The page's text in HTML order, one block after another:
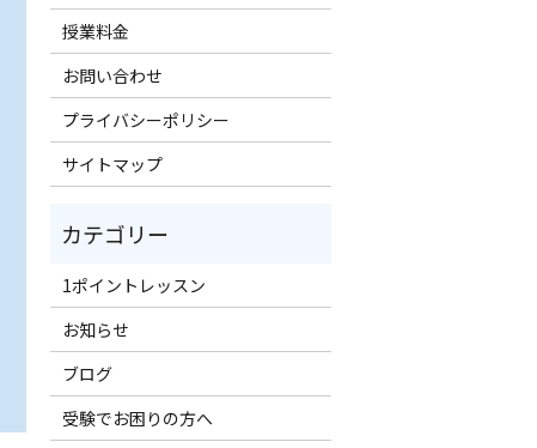
授業料金
お問い合わせ
プライバシーポリシー
サイトマップ
1ポイントレッスン
お知らせ
ブログ
受験でお困りの方へ